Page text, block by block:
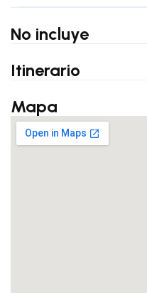
No incluye
Itinerario
Mapa